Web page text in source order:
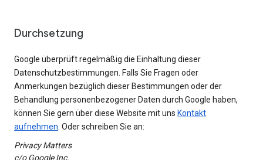
Durchsetzung
Google überprüft regelmäßig die Einhaltung dieser
Datenschutzbestimmungen. Falls Sie Fragen oder
Anmerkungen bezüglich dieser Bestimmungen oder der
Behandlung personenbezogener Daten durch Google haben,
können Sie gern über diese Website mit uns Kontakt
aufnehmen . Oder schreiben Sie an:
Privacy Matters
c/o Google Inc.